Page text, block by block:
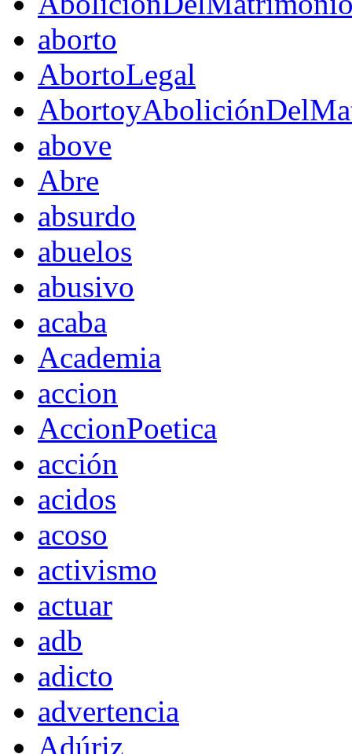
aborto
AbortoLegal
above
Abre
absurdo
abuelos
abusivo
acaba
Academia
accion
AccionPoetica
acción
acidos
acoso
activismo
actuar
adb
adicto
advertencia
Adúriz